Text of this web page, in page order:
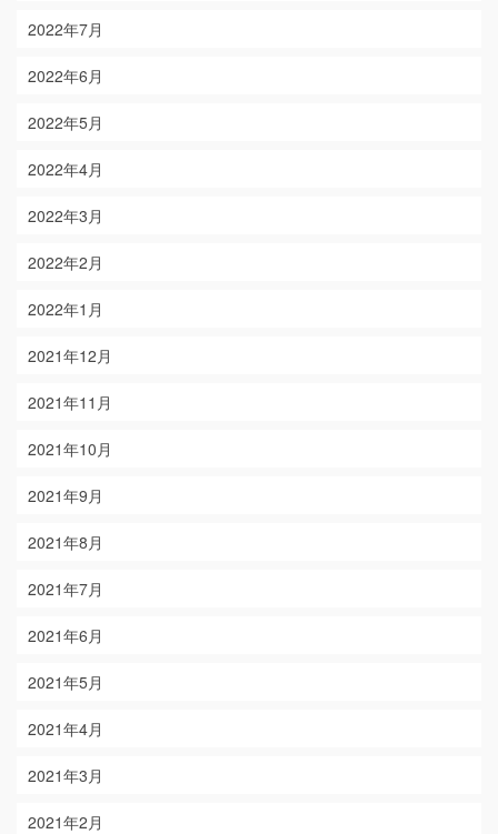
2022年7月
2022年6月
2022年5月
2022年4月
2022年3月
2022年2月
2022年1月
2021年12月
2021年11月
2021年10月
2021年9月
2021年8月
2021年7月
2021年6月
2021年5月
2021年4月
2021年3月
2021年2月